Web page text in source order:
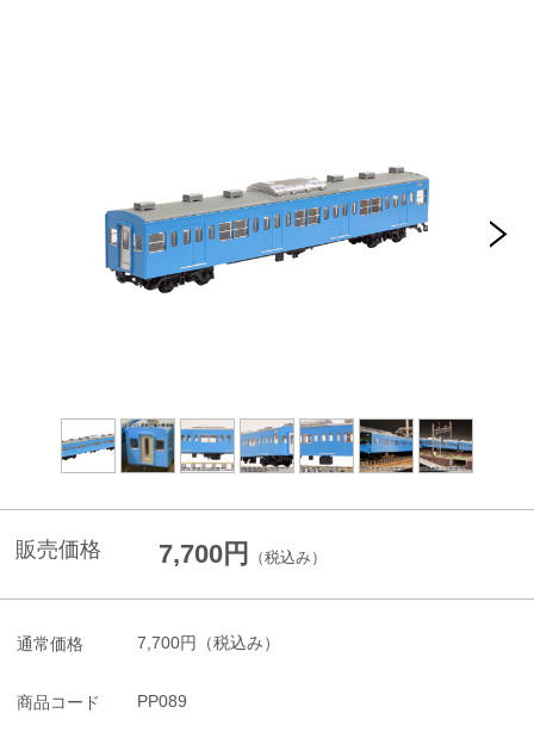
販売価格 7,700円 （税込み）
通常価格 7,700円 （税込み）
商品コード PP089